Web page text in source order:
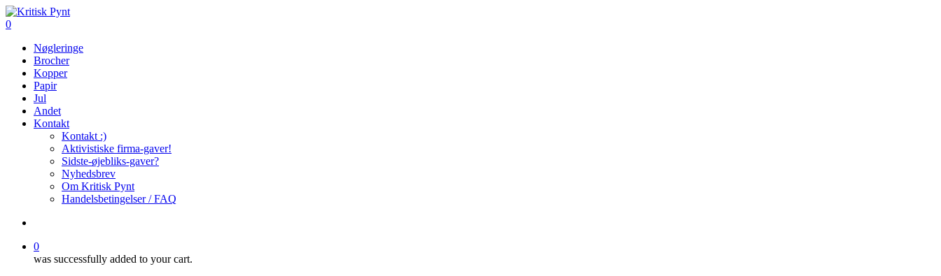
Skip
to
content
search
0
Nøgleringe
Brocher
Kopper
Papir
Jul
Andet
Kontakt
Kontakt :)
Aktivistiske firma-gaver!
Sidste-øjebliks-gaver?
Nyhedsbrev
Om Kritisk Pynt
Handelsbetingelser / FAQ
0
was successfully added to your cart.